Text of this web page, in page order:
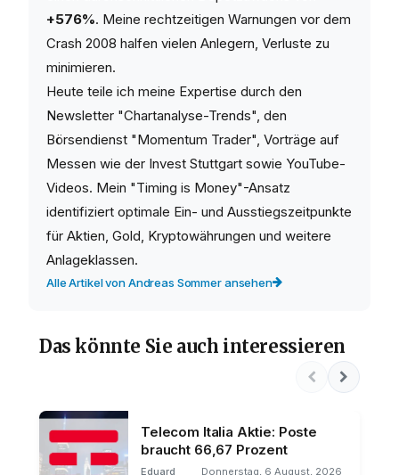
+576%. Meine rechtzeitigen Warnungen vor dem
Crash 2008 halfen vielen Anlegern, Verluste zu
minimieren.
Heute teile ich meine Expertise durch den
Newsletter "Chartanalyse-Trends", den
Börsendienst "Momentum Trader", Vorträge auf
Messen wie der Invest Stuttgart sowie YouTube-
Videos. Mein "Timing is Money"-Ansatz
identifiziert optimale Ein- und Ausstiegszeitpunkte
für Aktien, Gold, Kryptowährungen und weitere
Anlageklassen.
Alle Artikel von Andreas Sommer ansehen
Das könnte Sie auch interessieren
Telecom Italia Aktie: Poste
braucht 66,67 Prozent
Eduard
Donnerstag, 6 August, 2026